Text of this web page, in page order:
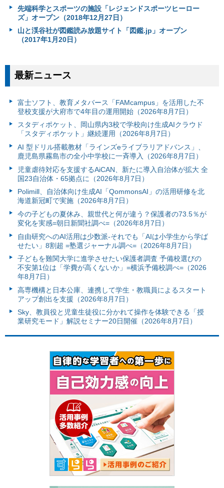
先端科学とスポーツの施設「レジェンドスポーツヒーロー
ズ」オープン（2018年12月27日）
山と渓谷社が図鑑読み放題サイト「図鑑.jp」オープン
（2017年1月20日）
最新ニュース
富⼠ソフト、教育メタバース「FAMcampus」を活用した不
登校支援が大府市で4年目の運用開始（2026年8月7日）
スタディポケット、岡山県内3校で学校向け生成AIクラウド
「スタディポケット」継続運用（2026年8月7日）
AI 型ドリル搭載教材「ラインズeライブラリアドバンス」、
鹿児島県霧島市の全小中学校に一斉導入（2026年8月7日）
児童虐待対応を支援するAiCAN、新たに導入自治体が拡大 全
国23自治体・65拠点に（2026年8月7日）
Polimill、自治体向け生成AI「QommonsAI」の活用研修を北
海道新冠町で実施（2026年8月7日）
今の子どもの夏休み、親世代と何が違う？保護者の73.5％が
変化を実感=朝日新聞社調べ=（2026年8月7日）
自由研究へのAI活用は少数派-それでも「AIは小学生から学ば
せたい」8割超 =塾選ジャーナル調べ=（2026年8月7日）
子どもを難関大学に進学させたい保護者調査 予備校選びの
不安第1位は「学費が高くないか」=横浜予備校調べ=（2026
年8月7日）
高専機構と日本公庫、連携して学生・教職員によるスタート
アップ創出を支援（2026年8月7日）
Sky、教員役と児童生徒役に分かれて操作を体験できる「授
業研究モード」解説セミナー20日開催（2026年8月7日）